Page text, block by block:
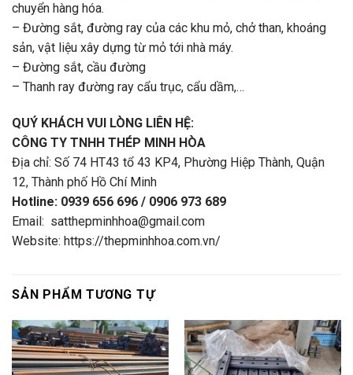
chuyển hàng hóa.
– Đường sắt, đường ray của các khu mỏ, chở than, khoáng
sản, vật liệu xây dựng từ mỏ tới nhà máy.
– Đường sắt, cầu đường
– Thanh ray đường ray cẩu trục, cẩu dầm,…
QUÝ KHÁCH VUI LÒNG LIÊN HỆ:
CÔNG TY TNHH THÉP MINH HÒA
Địa chỉ: Số 74 HT43 tổ 43 KP4, Phường Hiệp Thành, Quận
12, Thành phố Hồ Chí Minh
Hotline: 0939 656 696 / 0906 973 689
Email: satthepminhhoa@gmail.com
Website: https://thepminhhoa.com.vn/
SẢN PHẨM TƯƠNG TỰ